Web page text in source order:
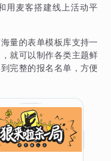
用麦客搭建线上活动平
量的表单模板库支持一
就可以制作各类主题鲜
完整的报名名单，方便